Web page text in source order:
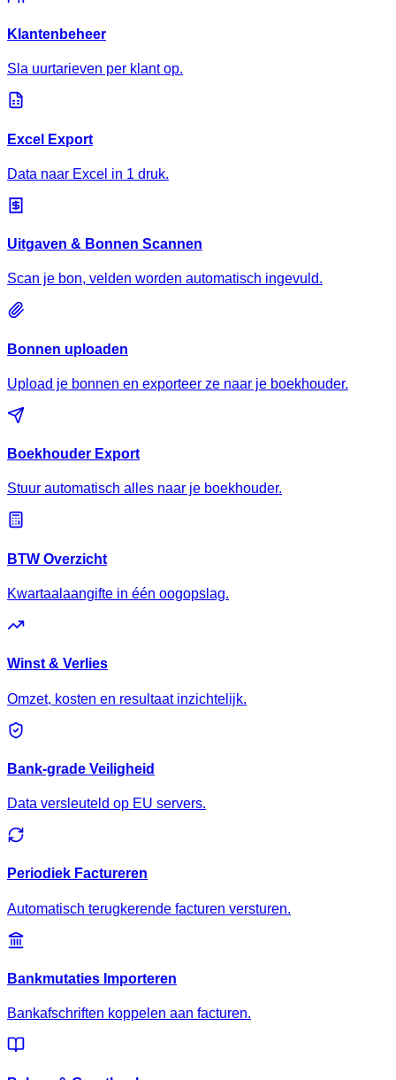
Klantenbeheer
Sla uurtarieven per klant op.
Excel Export
Data naar Excel in 1 druk.
Uitgaven & Bonnen Scannen
Scan je bon, velden worden automatisch ingevuld.
Bonnen uploaden
Upload je bonnen en exporteer ze naar je boekhouder.
Boekhouder Export
Stuur automatisch alles naar je boekhouder.
BTW Overzicht
Kwartaalaangifte in één oogopslag.
Winst & Verlies
Omzet, kosten en resultaat inzichtelijk.
Bank-grade Veiligheid
Data versleuteld op EU servers.
Periodiek Factureren
Automatisch terugkerende facturen versturen.
Bankmutaties Importeren
Bankafschriften koppelen aan facturen.